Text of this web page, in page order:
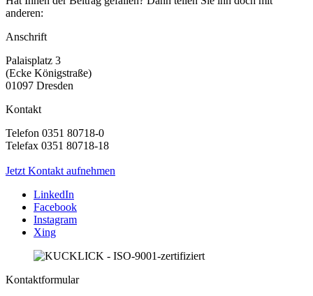
anderen:
Anschrift
Palaisplatz 3
(Ecke Königstraße)
01097 Dresden
Kontakt
Telefon 0351 80718-0
Telefax 0351 80718-18
Jetzt Kontakt aufnehmen
LinkedIn
Facebook
Instagram
Xing
Kontaktformular